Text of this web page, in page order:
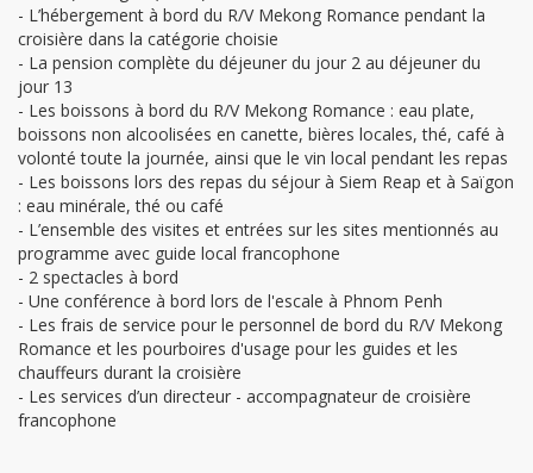
- L’hébergement à bord du R/V Mekong Romance pendant la
croisière dans la catégorie choisie
- La pension complète du déjeuner du jour 2 au déjeuner du
jour 13
- Les boissons à bord du R/V Mekong Romance : eau plate,
boissons non alcoolisées en canette, bières locales, thé, café à
volonté toute la journée, ainsi que le vin local pendant les repas
- Les boissons lors des repas du séjour à Siem Reap et à Saïgon
: eau minérale, thé ou café
- L’ensemble des visites et entrées sur les sites mentionnés au
programme avec guide local francophone
- 2 spectacles à bord
- Une conférence à bord lors de l'escale à Phnom Penh
- Les frais de service pour le personnel de bord du R/V Mekong
Romance et les pourboires d'usage pour les guides et les
chauffeurs durant la croisière
- Les services d’un directeur - accompagnateur de croisière
francophone